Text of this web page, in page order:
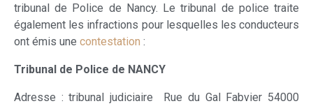
tribunal de Police de Nancy. Le tribunal de police traite
également les infractions pour lesquelles les conducteurs
ont émis une contestation :
Tribunal de Police de NANCY
Adresse : tribunal judiciaire Rue du Gal Fabvier 54000